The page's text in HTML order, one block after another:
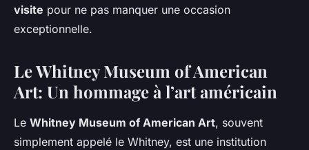
visite pour ne pas manquer une occasion
exceptionnelle.
Le Whitney Museum of American
Art: Un hommage à l’art américain
Le Whitney Museum of American Art, souvent
simplement appelé le Whitney, est une institution